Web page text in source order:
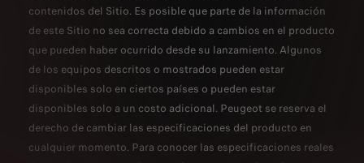
contenidos del Sitio. Es posible que parte de la información
de este Sitio no sea correcta debido a cambios en el producto
que pueden haber ocurrido desde su lanzamiento. Algunos
de los equipos descritos o mostrados pueden estar
disponibles solo en ciertos países o pueden estar
disponibles solo a un costo adicional. Peugeot se reserva el
derecho de cambiar las especificaciones del producto en
cualquier momento. Para conocer las especificaciones reales